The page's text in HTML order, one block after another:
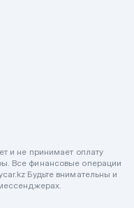
и не принимает оплату
Все финансовые операции
Будьте внимательны и